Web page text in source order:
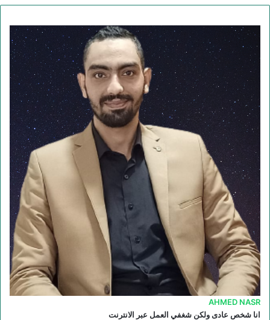
و
ك
ت
ر
ي
و
ب
ت
ق
ر
ا
م
ص
ا
ل
م
و
ق
AHMED NASR
انا شخص عادى ولكن شغفي العمل عبر الانترنت